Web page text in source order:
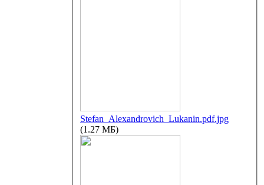
Stefan_Alexandrovich_Lukanin.pdf.jpg
(1.27 МБ)